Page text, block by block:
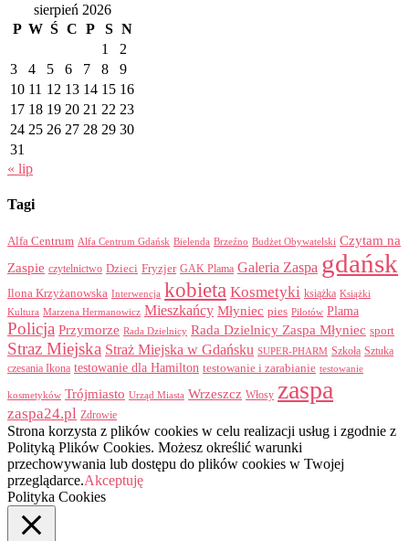
sierpień 2026
P W Ś C P S N
1
2
3
4 5 6 7 8
9
10 11 12 13 14 15 16
17 18 19 20 21 22 23
24 25 26 27 28 29 30
31
« lip
Tagi
Alfa Centrum Alfa Centrum Gdańsk Bielenda Brzeźno Budżet Obywatelski Czytam na
Zaspie czytelnictwo Dzieci Fryzjer GAK Plama Galeria Zaspa gdańsk
Ilona Krzyżanowska Interwencja kobieta Kosmetyki książka Książki
Kultura Marzena Hermanowicz Mieszkańcy Młyniec pies Pilotów Plama
Policja Przymorze Rada Dzielnicy Rada Dzielnicy Zaspa Młyniec sport
Straz Miejska Straż Miejska w Gdańsku SUPER-PHARM Szkoła Sztuka
czesania Ikona testowanie dla Hamilton testowanie i zarabianie testowanie
kosmetyków Trójmiasto Urząd Miasta Wrzeszcz Włosy zaspa
zaspa24.pl Zdrowie
Strona korzysta z plików cookies w celu realizacji usług i zgodnie z
Polityką Plików Cookies. Możesz określić warunki
przechowywania lub dostępu do plików cookies w Twojej
przeglądarce.Akceptuję
Polityka Cookies